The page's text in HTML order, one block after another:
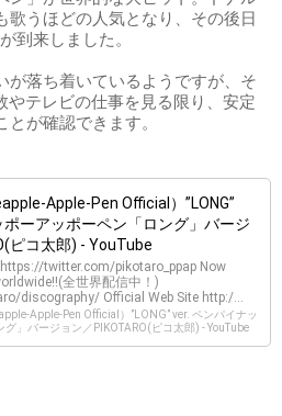
歌うほどの人気となり、その後日
到来しました。
が落ち着いているようですが、そ
やテレビの仕事を見る限り、安定
が確認できます。
Apple-Pen Official）”LONG”
ポーアッポーペン「ロング」バージ
ピコ太郎) - YouTube
twitter.com/pikotaro_ppap Now
全世界配信中！)
discography/ Official Web Site http:/...
Apple-Pen Official）”LONG” ver. ペンパイナッ
」バージョン／PIKOTARO(ピコ太郎) - YouTube